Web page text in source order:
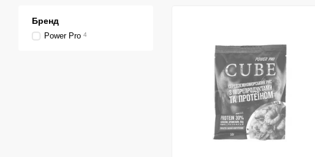
Бренд
Power Pro 4